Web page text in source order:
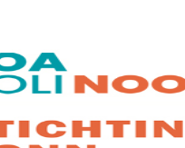
Over soa
Bestellen